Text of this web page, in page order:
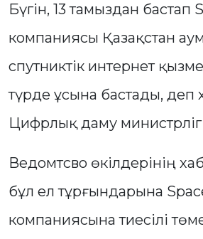
Бүгін, 13 тамыздан бастап
компаниясы Қазақстан
спутниктік интернет
түрде ұсына бастады, деп
Цифрлық даму
Ведомтсво өкілдерінің
бұл ел тұрғындарына
компаниясына тиесілі